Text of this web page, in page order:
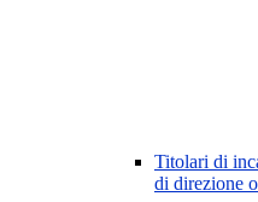
Titolari di
di direzione